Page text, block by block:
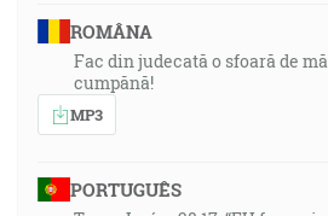
ROMÂNA
Fac din judecată o sfoară de
cumpănă!
MP3
PORTUGUÊS